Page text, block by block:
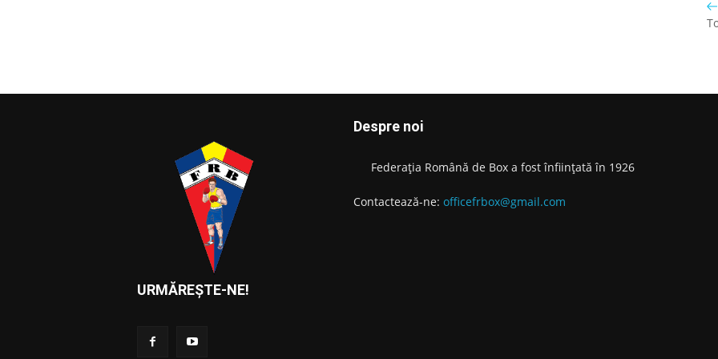
Despre noi
Federația Română de Box a fost înființată în 1926
Contactează-ne: officefrbox@gmail.com
URMĂREȘTE-NE!